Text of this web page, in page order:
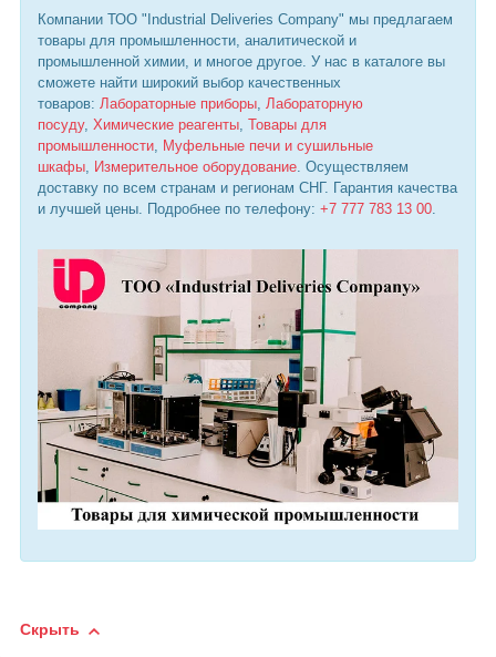
Компании ТОО "Industrial Deliveries Company" мы предлагаем
товары для промышленности, аналитической и
промышленной химии, и многое другое. У нас в каталоге вы
сможете найти широкий выбор качественных
товаров: Лабораторные приборы, Лабораторную
посуду, Химические реагенты, Товары для
промышленности, Муфельные печи и сушильные
шкафы, Измерительное оборудование. Осуществляем
доставку по всем странам и регионам СНГ. Гарантия качества
и лучшей цены. Подробнее по телефону: +7 777 783 13 00.
Скрыть